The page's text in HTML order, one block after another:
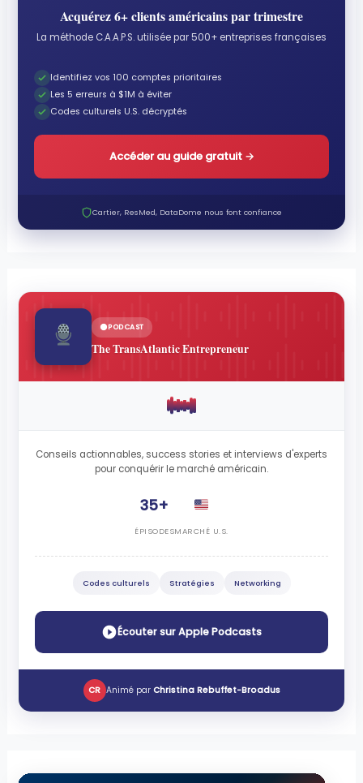
Acquérez 6+ clients américains par trimestre
La méthode C.A.A.P.S. utilisée par 500+ entreprises françaises
Identifiez vos 100 comptes prioritaires
Les 5 erreurs à $1M à éviter
Codes culturels U.S. décryptés
Accéder au guide gratuit →
Cartier, ResMed, DataDome nous font confiance
PODCAST
The TransAtlantic Entrepreneur
Conseils actionnables, success stories et interviews d'experts
pour conquérir le marché américain.
35+
ÉPISODESMARCHÉ U.S.
Codes culturels Stratégies Networking
Écouter sur Apple Podcasts
CR Animé par Christina Rebuffet-Broadus